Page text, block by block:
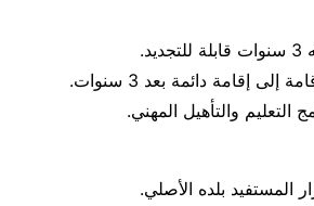
إلى إقامة دائمة بعد 3 سنوات.
التعليم والتأهيل المهني.
المستفيد بلده الأصلي.